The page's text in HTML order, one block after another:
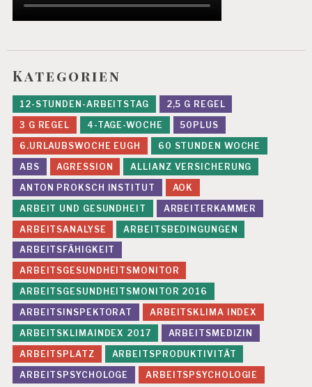
Kategorien
12-STUNDEN-ARBEITSTAG
2,5 G REGEL
3 G REGEL
4-TAGE-WOCHE
50PLUS
6.URLAUBSWOCHE EUGH
60 STUNDEN WOCHE
ABS
AGRESSION
ALLIANZ VERSICHERUNG
ANTON PROKSCH INSTITUT
AOK
ARBEIT UND GESUNDHEIT
ARBEITERKAMMER
ARBEITSANALYSE
ARBEITSBEDINGUNGEN
ARBEITSFÄHIGKEIT
ARBEITSGESUNDHEITSMONITOR
ARBEITSGESUNDHEITSMONITOR 2016
ARBEITSINSPEKTORAT
ARBEITSKLIMA INDEX
ARBEITSKLIMAINDEX 2017
ARBEITSMEDIZIN
ARBEITSPLATZ
ARBEITSPRODUKTIVITÄT
ARBEITSPSYCHOLOGE
ARBEITSPSYCHOLOGIE